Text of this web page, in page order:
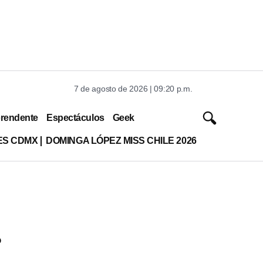
7 de agosto de 2026 | 09:20 p.m.
Espectáculos Geek
CDMX DOMINGA LÓPEZ MISS CHILE 2026